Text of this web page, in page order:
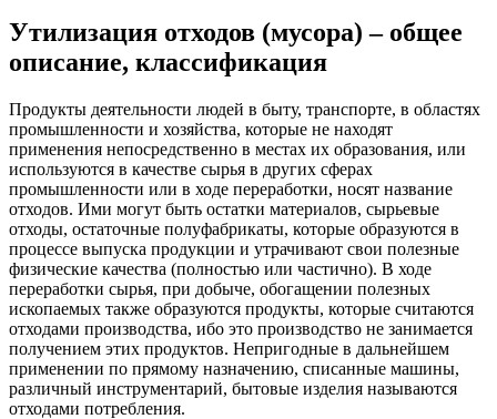
Утилизация отходов (мусора) – общее
описание, классификация
Продукты деятельности людей в быту, транспорте, в областях
промышленности и хозяйства, которые не находят
применения непосредственно в местах их образования, или
используются в качестве сырья в других сферах
промышленности или в ходе переработки, носят название
отходов. Ими могут быть остатки материалов, сырьевые
отходы, остаточные полуфабрикаты, которые образуются в
процессе выпуска продукции и утрачивают свои полезные
физические качества (полностью или частично). В ходе
переработки сырья, при добыче, обогащении полезных
ископаемых также образуются продукты, которые считаются
отходами производства, ибо это производство не занимается
получением этих продуктов. Непригодные в дальнейшем
применении по прямому назначению, списанные машины,
различный инструментарий, бытовые изделия называются
отходами потребления.